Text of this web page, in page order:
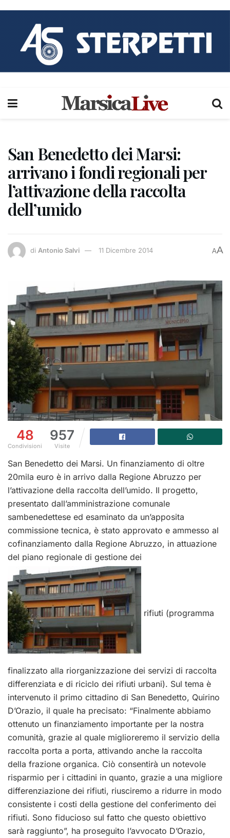
San Benedetto dei Marsi:
arrivano i fondi regionali per
l’attivazione della raccolta
dell’umido
di Antonio Salvi 11 Dicembre 2014 AA
48
Condivisioni
957
Visite
San Benedetto dei Marsi. Un finanziamento di oltre
20mila euro è in arrivo dalla Regione Abruzzo per
l’attivazione della raccolta dell’umido. Il progetto,
presentato dall’amministrazione comunale
sambenedettese ed esaminato da un’apposita
commissione tecnica, è stato approvato e ammesso al
cofinanziamento dalla Regione Abruzzo, in attuazione
del piano regionale di gestione dei
rifiuti (programma
finalizzato alla riorganizzazione dei servizi di raccolta
differenziata e di riciclo dei rifiuti urbani). Sul tema è
intervenuto il primo cittadino di San Benedetto, Quirino
D’Orazio, il quale ha precisato: “Finalmente abbiamo
ottenuto un finanziamento importante per la nostra
comunità, grazie al quale miglioreremo il servizio della
raccolta porta a porta, attivando anche la raccolta
della frazione organica. Ciò consentirà un notevole
risparmio per i cittadini in quanto, grazie a una migliore
differenziazione dei rifiuti, riusciremo a ridurre in modo
consistente i costi della gestione del conferimento dei
rifiuti. Sono fiducioso sul fatto che questo obiettivo
sarà raggiunto”, ha proseguito l’avvocato D’Orazio,